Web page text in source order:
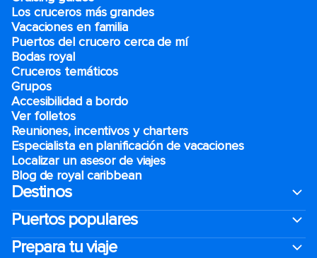
Los cruceros más grandes
Vacaciones en familia
Puertos del crucero cerca de mí
Bodas royal
Cruceros temáticos
Grupos
Accesibilidad a bordo
Ver folletos
Reuniones, incentivos y charters​
Especialista en planificación de vacaciones
Localizar un asesor de viajes
Blog de royal caribbean
Destinos
Puertos populares
Prepara tu viaje